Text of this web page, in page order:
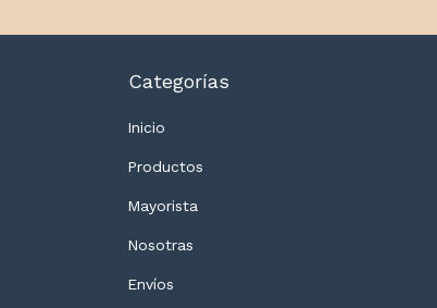
Categorías
Inicio
Productos
Mayorista
Nosotras
Envíos